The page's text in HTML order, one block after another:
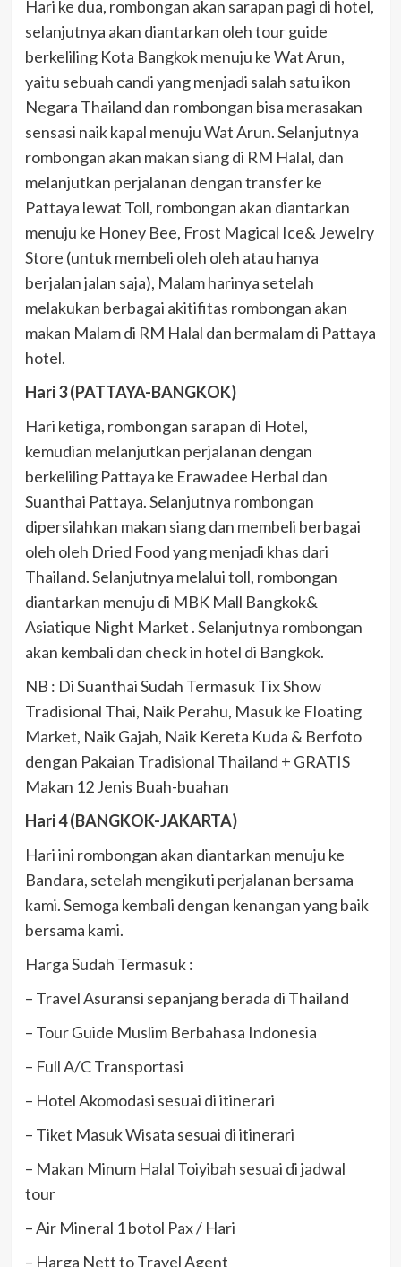
Hari ke dua, rombongan akan sarapan pagi di hotel,
selanjutnya akan diantarkan oleh tour guide
berkeliling Kota Bangkok menuju ke Wat Arun,
yaitu sebuah candi yang menjadi salah satu ikon
Negara Thailand dan rombongan bisa merasakan
sensasi naik kapal menuju Wat Arun. Selanjutnya
rombongan akan makan siang di RM Halal, dan
melanjutkan perjalanan dengan transfer ke
Pattaya lewat Toll, rombongan akan diantarkan
menuju ke Honey Bee, Frost Magical Ice& Jewelry
Store (untuk membeli oleh oleh atau hanya
berjalan jalan saja), Malam harinya setelah
melakukan berbagai akitifitas rombongan akan
makan Malam di RM Halal dan bermalam di Pattaya
hotel.
Hari 3 (PATTAYA-BANGKOK)
Hari ketiga, rombongan sarapan di Hotel,
kemudian melanjutkan perjalanan dengan
berkeliling Pattaya ke Erawadee Herbal dan
Suanthai Pattaya. Selanjutnya rombongan
dipersilahkan makan siang dan membeli berbagai
oleh oleh Dried Food yang menjadi khas dari
Thailand. Selanjutnya melalui toll, rombongan
diantarkan menuju di MBK Mall Bangkok&
Asiatique Night Market . Selanjutnya rombongan
akan kembali dan check in hotel di Bangkok.
NB : Di Suanthai Sudah Termasuk Tix Show
Tradisional Thai, Naik Perahu, Masuk ke Floating
Market, Naik Gajah, Naik Kereta Kuda & Berfoto
dengan Pakaian Tradisional Thailand + GRATIS
Makan 12 Jenis Buah-buahan
Hari 4 (BANGKOK-JAKARTA)
Hari ini rombongan akan diantarkan menuju ke
Bandara, setelah mengikuti perjalanan bersama
kami. Semoga kembali dengan kenangan yang baik
bersama kami.
Harga Sudah Termasuk :
– Travel Asuransi sepanjang berada di Thailand
– Tour Guide Muslim Berbahasa Indonesia
– Full A/C Transportasi
– Hotel Akomodasi sesuai di itinerari
– Tiket Masuk Wisata sesuai di itinerari
– Makan Minum Halal Toiyibah sesuai di jadwal
tour
– Air Mineral 1 botol Pax / Hari
– Harga Nett to Travel Agent